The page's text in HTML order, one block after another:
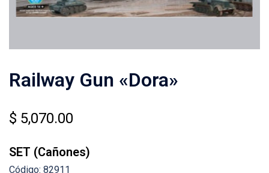
Railway Gun «Dora»
$ 5,070.00
SET (Cañones)
Código: 82911